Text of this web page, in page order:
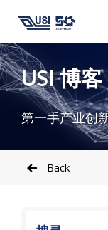
USI 博客
第一手产业创
Back